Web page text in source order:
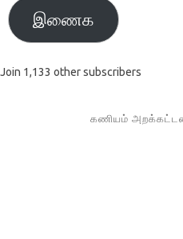
இணைக
Join 1,133 other subscribers
கணியம்